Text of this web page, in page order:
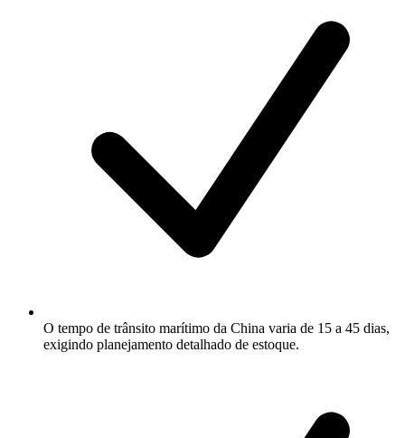
O tempo de trânsito marítimo da China varia de 15 a 45 dias,
exigindo planejamento detalhado de estoque.